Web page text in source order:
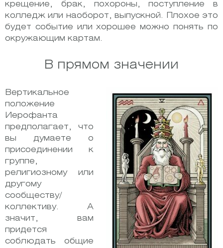
крещение, брак, похороны, поступление в
колледж или наоборот, выпускной. Плохое это
будет событие или хорошее можно понять по
окружающим картам.
В прямом значении
Вертикальное
положение
Иерофанта
предполагает, что
вы думаете о
присоединении к
группе,
религиозному или
другому
сообществу/
коллективу. А
значит, вам
придется
соблюдать общие